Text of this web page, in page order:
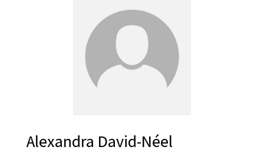
Alexandra David-Néel